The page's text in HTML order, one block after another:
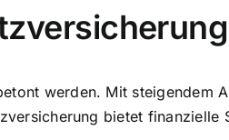
werden. Mit
bietet finanzielle